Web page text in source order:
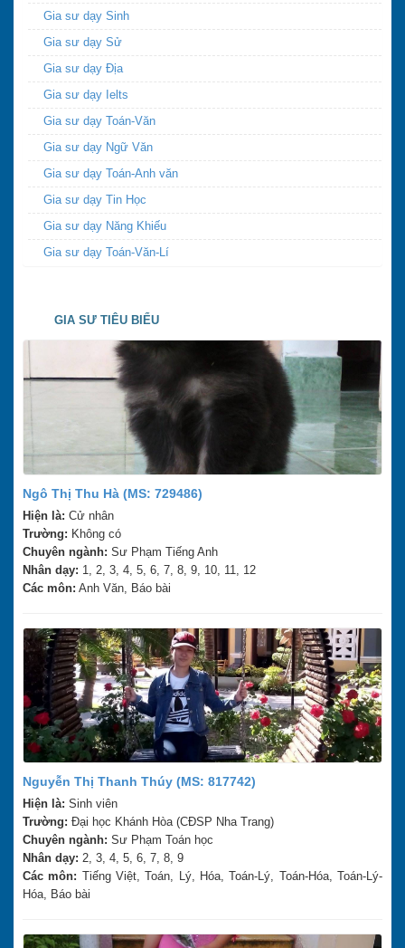
Gia sư dạy Sinh
Gia sư dạy Sử
Gia sư dạy Địa
Gia sư dạy Ielts
Gia sư dạy Toán-Văn
Gia sư dạy Ngữ Văn
Gia sư dạy Toán-Anh văn
Gia sư dạy Tin Học
Gia sư dạy Năng Khiếu
Gia sư dạy Toán-Văn-Lí
GIA SƯ TIÊU BIỂU
Ngô Thị Thu Hà (MS: 729486)
Hiện là: Cử nhân
Trường: Không có
Chuyên ngành: Sư Phạm Tiếng Anh
Nhân dạy: 1, 2, 3, 4, 5, 6, 7, 8, 9, 10, 11, 12
Các môn: Anh Văn, Báo bài
Nguyễn Thị Thanh Thúy (MS: 817742)
Hiện là: Sinh viên
Trường: Đại học Khánh Hòa (CĐSP Nha Trang)
Chuyên ngành: Sư Phạm Toán học
Nhân dạy: 2, 3, 4, 5, 6, 7, 8, 9
Các môn: Tiếng Việt, Toán, Lý, Hóa, Toán-Lý, Toán-Hóa, Toán-Lý-
Hóa, Báo bài